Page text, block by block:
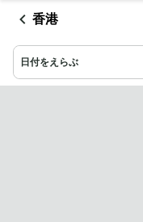
香港
日付をえらぶ